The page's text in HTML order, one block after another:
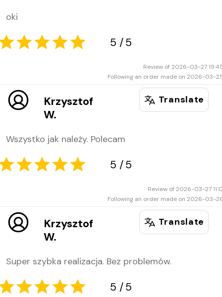
5
oki
Review of 2026-03-27
Following an order made on 2026-03-
Krzysztof
W.
Translate
Wszystko jak należy. Polecam
Review of 2026-03-27
Following an order made on 2026-03-
Krzysztof
W.
Translate
Super szybka realizacja. Bez problemów.